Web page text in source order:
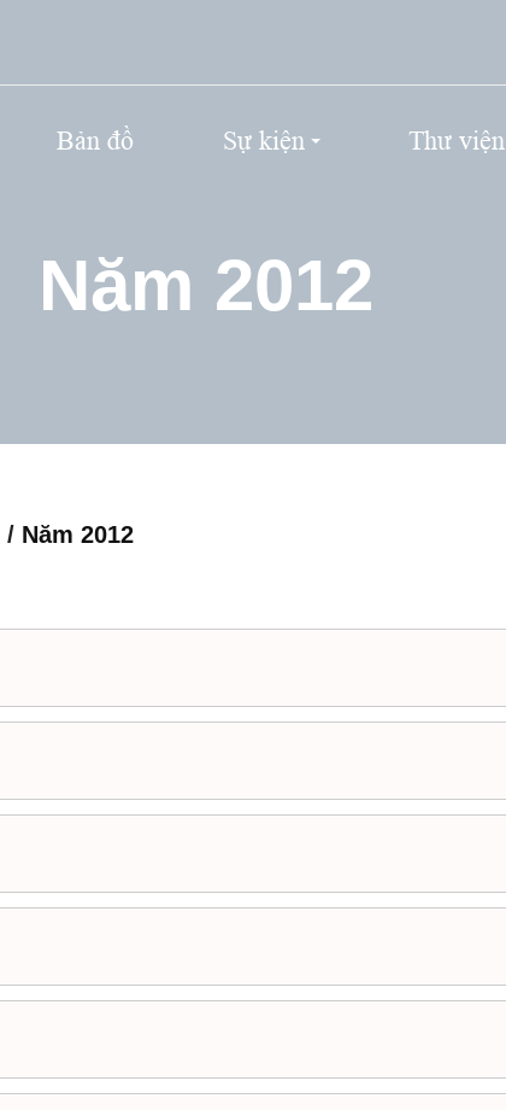
Bản đồ Sự kiện Thư viện
Năm 2012
/ Năm 2012